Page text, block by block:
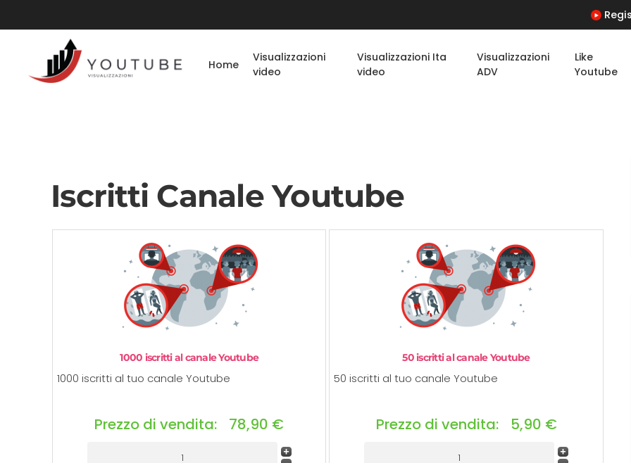
Home
Visualizzazioni
video
Visualizzazioni Ita
video
Visualizzazioni
ADV
Like
Youtube
Iscritti Canale Youtube
1000 iscritti al canale Youtube
1000 iscritti al tuo canale Youtube
Prezzo di vendita: 78,90 €
50 iscritti al canale Youtube
50 iscritti al tuo canale Youtube
Prezzo di vendita: 5,90 €